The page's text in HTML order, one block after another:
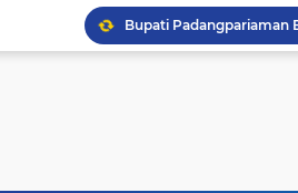
Bupati Padangpariaman
Longsor Ganggu Akses